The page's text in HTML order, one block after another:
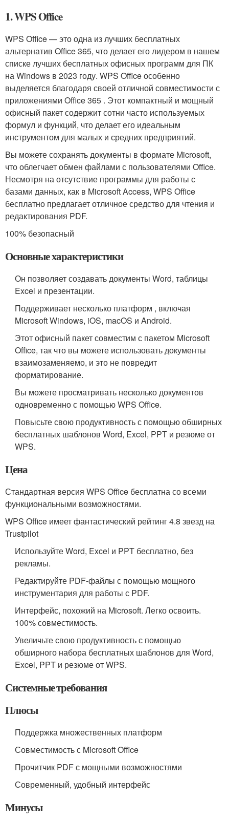
1. WPS Office
WPS Office — это одна из лучших бесплатных
альтернатив Office 365, что делает его лидером в нашем
списке лучших бесплатных офисных программ для ПК
на Windows в 2023 году. WPS Office особенно
выделяется благодаря своей отличной совместимости с
приложениями Office 365 . Этот компактный и мощный
офисный пакет содержит сотни часто используемых
формул и функций, что делает его идеальным
инструментом для малых и средних предприятий.
Вы можете сохранять документы в формате Microsoft,
что облегчает обмен файлами с пользователями Office.
Несмотря на отсутствие программы для работы с
базами данных, как в Microsoft Access, WPS Office
бесплатно предлагает отличное средство для чтения и
редактирования PDF.
100% безопасный
Основные характеристики
Он позволяет создавать документы Word, таблицы
Excel и презентации.
Поддерживает несколько платформ , включая
Microsoft Windows, iOS, macOS и Android.
Этот офисный пакет совместим с пакетом Microsoft
Office, так что вы можете использовать документы
взаимозаменяемо, и это не повредит
форматирование.
Вы можете просматривать несколько документов
одновременно с помощью WPS Office.
Повысьте свою продуктивность с помощью обширных
бесплатных шаблонов Word, Excel, PPT и резюме от
WPS.
Цена
Стандартная версия WPS Office бесплатна со всеми
функциональными возможностями.
WPS Office имеет фантастический рейтинг 4.8 звезд на
Trustpilot
Используйте Word, Excel и PPT бесплатно, без
рекламы.
Редактируйте PDF-файлы с помощью мощного
инструментария для работы с PDF.
Интерфейс, похожий на Microsoft. Легко освоить.
100% совместимость.
Увеличьте свою продуктивность с помощью
обширного набора бесплатных шаблонов для Word,
Excel, PPT и резюме от WPS.
Системные требования
Плюсы
Поддержка множественных платформ
Совместимость с Microsoft Office
Прочитчик PDF с мощными возможностями
Современный, удобный интерфейс
Минусы